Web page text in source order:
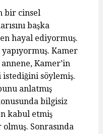
bir cinsel
başka
hayal ediyormuş.
yapıyormuş. Kamer
Kamer’in
söylemiş.
anlatmış
bilgisiz
kabul etmiş
Sonrasında